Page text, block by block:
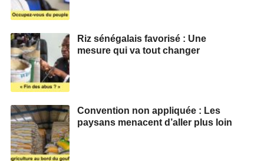
Riz sénégalais favorisé : Une
mesure qui va tout changer
Convention non appliquée : Les
paysans menacent d’aller plus loin